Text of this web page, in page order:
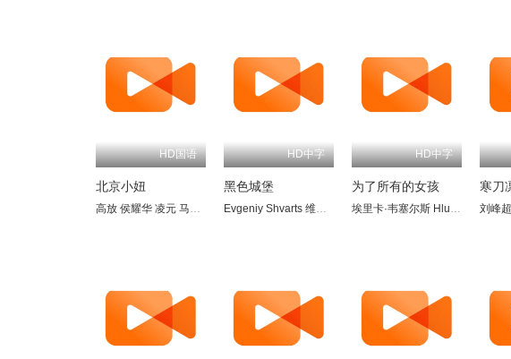
HD国语
北京小妞
高放 侯耀华 凌元 马雅舒 孙佳星 李楠 方子哥 赵子岳 王澍 夏宗学 陈立中 李唐 劳力 郑保
HD中字
黑色城堡
Evgeniy Shvarts 维罗妮卡·乌斯蒂莫娃 叶夫根尼·斯迪查金
HD中字
为了所有的女孩
埃里卡·韦塞尔斯 Hlubi Mboya
寒刀
刘峰超